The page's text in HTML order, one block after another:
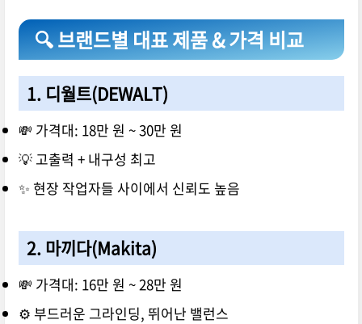
🔍 브랜드별 대표 제품 & 가격 비교
1. 디월트(DEWALT)
💸 가격대: 18만 원 ~ 30만 원
💡 고출력 + 내구성 최고
✨ 현장 작업자들 사이에서 신뢰도 높음
2.마끼다(Makita)
💸 가격대: 16만 원 ~ 28만 원
⚙️ 부드러운 그라인딩, 뛰어난 밸런스